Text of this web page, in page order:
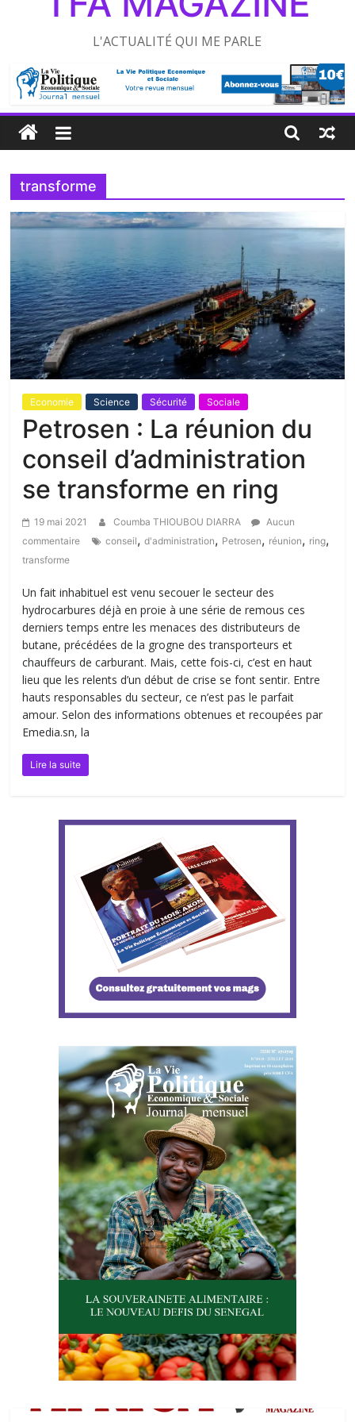
L'ACTUALITÉ QUI ME PARLE
transforme
Economie Science Sécurité Sociale
Petrosen : La réunion du
conseil d’administration
se transforme en ring
19 mai 2021 Coumba THIOUBOU DIARRA
Aucun
commentaire
conseil,d'administration, Petrosen, réunion, ring,
transforme
Un fait inhabituel est venu secouer le secteur des
hydrocarbures déjà en proie à une série de remous ces
derniers temps entre les menaces des distributeurs de
butane, précédées de la grogne des transporteurs et
chauffeurs de carburant. Mais, cette fois-ci, c’est en haut
lieu que les relents d’un début de crise se font sentir. Entre
hauts responsables du secteur, ce n’est pas le parfait
amour. Selon des informations obtenues et recoupées par
Emedia.sn, la
Lire la suite